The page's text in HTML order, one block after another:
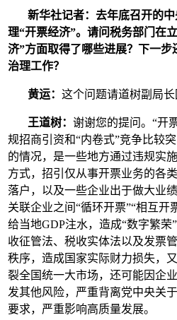
新华社记者：去年底召开的
理“开票经济”。请问税务部门在
济”方面取得了哪些进展？下一
治理工作？
黄运：这个问题请道树副局长
王道树：谢谢您的提问。“开
规招商引资和“内卷式”竞争比较
的情况，是一些地方通过违规实
方式，招引仅从事开票业务的各
落户，以及一些企业出于做大业
关联企业之间“循环开票”“相互开
给当地GDP注水，造成“数字繁荣
收征管法、税收实体法以及发票
秩序，造成国家实际财力损失，
裂全国统一大市场，还可能因企
发其他风险，严重背离党中央关
要求，严重影响高质量发展。